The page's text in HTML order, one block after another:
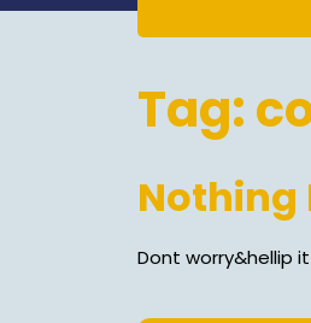
Tag:
Nothing
Dont worry&hellip